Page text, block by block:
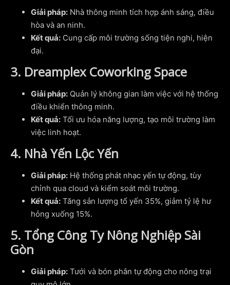
Giải pháp: Nhà thông minh tích hợp ánh sáng, điều
hòa và an ninh.
Kết quả: Cung cấp môi trường sống tiện nghi, hiện
đại.
3. Dreamplex Coworking Space
Giải pháp: Quản lý không gian làm việc với hệ thống
điều khiển thông minh.
Kết quả: Tối ưu hóa năng lượng, tạo môi trường làm
việc linh hoạt.
4. Nhà Yến Lộc Yến
Giải pháp: Hệ thống phát nhạc yến tự động, tùy
chỉnh qua cloud và kiểm soát môi trường.
Kết quả: Tăng sản lượng tổ yến 35%, giảm tỷ lệ hư
hỏng xuống 15%.
5. Tổng Công Ty Nông Nghiệp Sài
Gòn
Giải pháp: Tưới và bón phân tự động cho nông trại